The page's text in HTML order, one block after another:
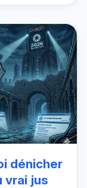
dénicher
vrai jus